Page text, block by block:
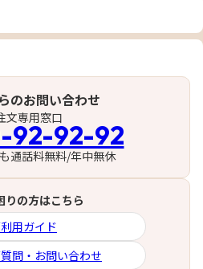
のお問い合わせ
文専用窓口
92-92-92
通話料無料/年中無休
りの方はこちら
用ガイド
問・お問い合わせ